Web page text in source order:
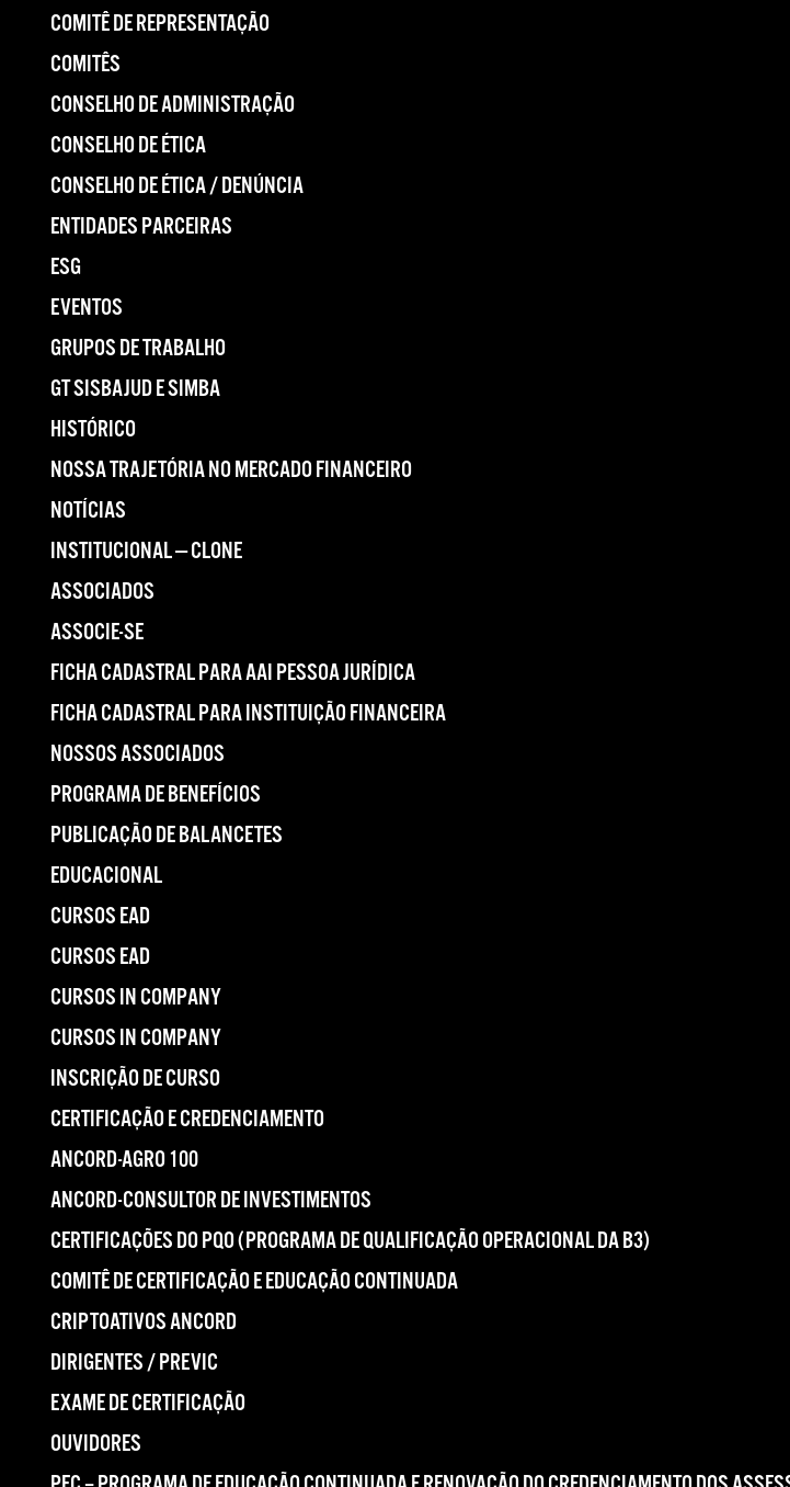
COMITÊ DE REPRESENTAÇÃO
COMITÊS
CONSELHO DE ADMINISTRAÇÃO
CONSELHO DE ÉTICA
CONSELHO DE ÉTICA / DENÚNCIA
ENTIDADES PARCEIRAS
ESG
EVENTOS
GRUPOS DE TRABALHO
GT SISBAJUD E SIMBA
HISTÓRICO
NOSSA TRAJETÓRIA NO MERCADO FINANCEIRO
NOTÍCIAS
INSTITUCIONAL — CLONE
ASSOCIADOS
ASSOCIE-SE
FICHA CADASTRAL PARA AAI PESSOA JURÍDICA
FICHA CADASTRAL PARA INSTITUIÇÃO FINANCEIRA
NOSSOS ASSOCIADOS
PROGRAMA DE BENEFÍCIOS
PUBLICAÇÃO DE BALANCETES
EDUCACIONAL
CURSOS EAD
CURSOS EAD
CURSOS IN COMPANY
CURSOS IN COMPANY
INSCRIÇÃO DE CURSO
CERTIFICAÇÃO E CREDENCIAMENTO
ANCORD-AGRO 100
ANCORD-CONSULTOR DE INVESTIMENTOS
CERTIFICAÇÕES DO PQO (PROGRAMA DE QUALIFICAÇÃO OPERACIONAL DA B3)
COMITÊ DE CERTIFICAÇÃO E EDUCAÇÃO CONTINUADA
CRIPTOATIVOS ANCORD
DIRIGENTES / PREVIC
EXAME DE CERTIFICAÇÃO
OUVIDORES